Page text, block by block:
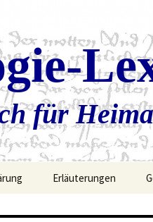
für
Erläuterungen